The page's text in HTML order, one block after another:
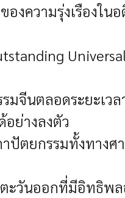
งความรุ่งเรืองใน
จีนตลอดระยะเว
ย่างลงตัว
ตยกรรมทั้งทางศ
ะวันออกที่มีอิทธิพ